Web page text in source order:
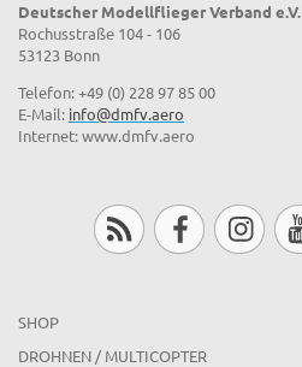
Deutscher Modellflieger Verband e.V.
Rochusstraße 104 - 106
53123 Bonn
Telefon: +49 (0) 228 97 85 00
E-Mail: info@dmfv.aero
Internet: www.dmfv.aero
SHOP
DROHNEN / MULTICOPTER